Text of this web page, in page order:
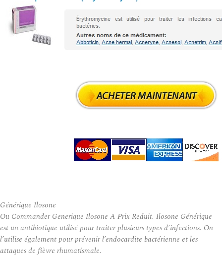
Générique Ilosone
Ou Commander Generique Ilosone A Prix Reduit. Ilosone Générique
est un antibiotique utilisé pour traiter plusieurs types d’infections. On
l’utilise également pour prévenir l’endocardite bactérienne et les
attaques de fièvre rhumatismale.